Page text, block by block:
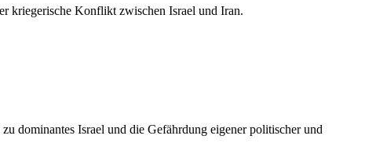
kriegerische Konflikt zwischen Israel und Iran.
dominantes Israel und die Gefährdung eigener politischer und